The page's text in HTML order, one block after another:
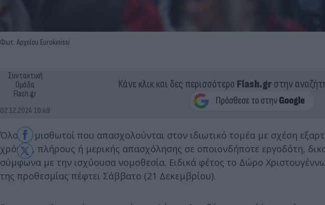
Φωτ. Αρχείου Eurokinissi
Συντακτική
Ομάδα
Flash.gr
02.12.2024 10:49
Κάνε κλικ και δες περισσότερο Flash.grστην
Όλοι οι μισθωτοί που απασχολούνται στον ιδιωτικό τομέα με σχέση
χρόνου, πλήρους ή μερικής απασχόλησης σε οποιονδήποτε εργοδότη,
σύμφωνα με την ισχύουσα νομοθεσία. Ειδικά φέτος το Δώρο
της προθεσμίας πέφτει Σάββατο (21 Δεκεμβρίου).